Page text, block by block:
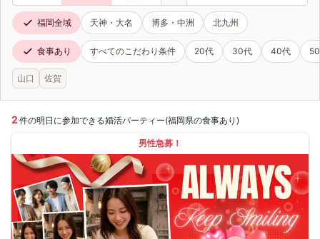
福岡全域 天神・大名 博多・中洲 北九州
食事あり すべてのこだわり条件 20代 30代 40代
山口 佐賀
2 件の明日に参加できる婚活パーティー(福岡県の食事あり)
男性急募！